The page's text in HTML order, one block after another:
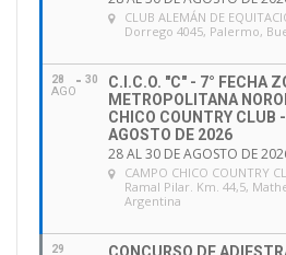
CLUB ALEMÁN DE
Dorrego 4045, Palermo,
28
AGO
30
C.I.C.O. "C" - 7° FECHA
METROPOLITANA
CHICO COUNTRY CLUB
AGOSTO DE 2026
28 AL 30 DE AGOSTO DE
CAMPO CHICO COUNTRY
Ramal Pilar. Km. 44,5,
Argentina
29